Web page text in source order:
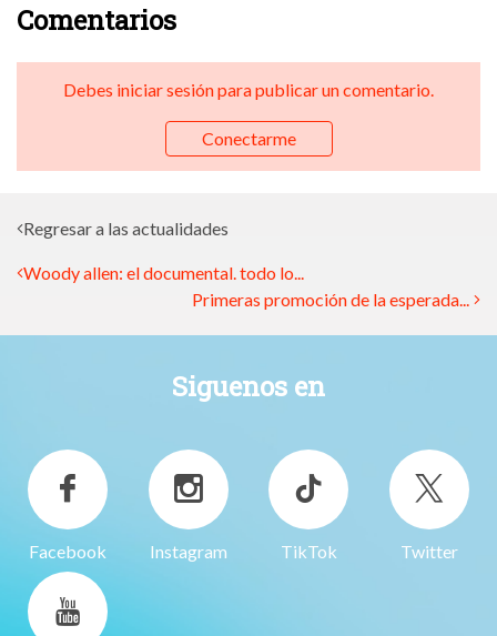
Comentarios
Debes iniciar sesión para publicar un comentario.
Conectarme
Regresar a las actualidades
Woody allen: el documental. todo lo...
Primeras promoción de la esperada...
Siguenos en
Facebook Instagram TikTok Twitter